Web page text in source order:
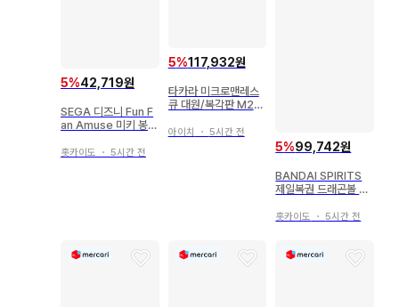
5%42,719원
SEGA 디즈니 Fun F
an Amuse 미키 봉제
홋카이도 ・ 5시간 전
5%117,932원
타카라 미크로맨레스
큐 대원/복각판 M261
아이치 ・ 5시간 전
5%99,742원
BANDAI SPIRITS
제일복권 드래곤볼 S
LL HEROES 4th MI
사이어인 4 한계 돌파)
홋카이도 ・5시간 전